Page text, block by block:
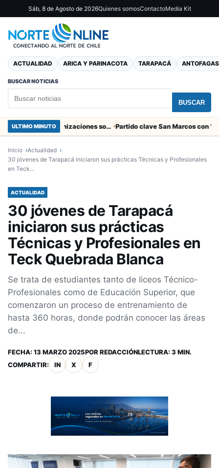
Sáb, 8 de Agosto de 2026Quienes somosContactoMedia Kit
ACTUALIDAD ARICA Y PARINACOTA TARAPACÁ
BUSCAR NOTICIAS
BUSCAR
ULTIMO MINUTO Entregaron fibra óptica gratuita a organizaciones sociales de Arica
Inicio
Actualidad
30 jóvenes de Tarapacá iniciaron sus prácticas Técnicas y Profesionales
en Teck…
ACTUALIDAD
30 jóvenes de Tarapacá
iniciaron sus prácticas
Técnicas y Profesionales en
Teck Quebrada Blanca
Se trata de estudiantes tanto de liceos Técnico-
Profesionales como de Educación Superior, que
comenzaron un proceso de entrenamiento de
hasta 360 horas, donde podrán conocer las áreas
de...
FECHA: 13 MARZO 2025POR REDACCIÓNLECTURA: 3 MIN.
COMPARTIR:
IN X F